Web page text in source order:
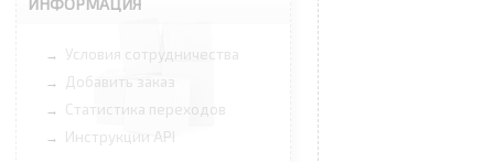
→ Условия сотрудничества
→ Добавить заказ
→ Статистика переходов
→ Инструкции API